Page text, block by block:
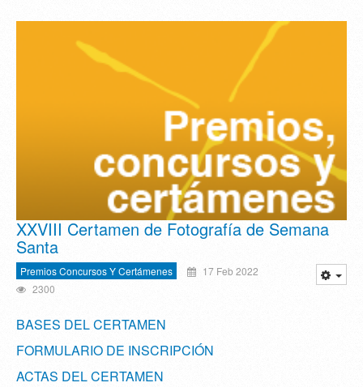
XXVIII Certamen de Fotografía de Semana
Santa
Premios Concursos Y Certámenes
17 Feb 2022
2300
BASES DEL CERTAMEN
FORMULARIO DE INSCRIPCIÓN
ACTAS DEL CERTAMEN